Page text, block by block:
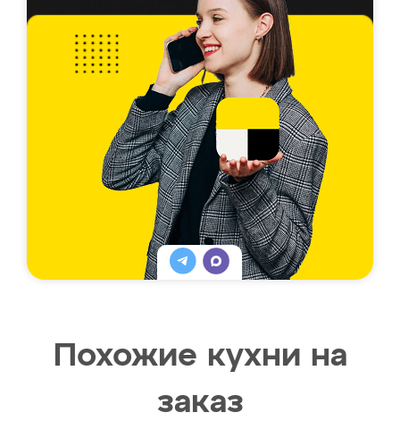
Похожие кухни на
заказ